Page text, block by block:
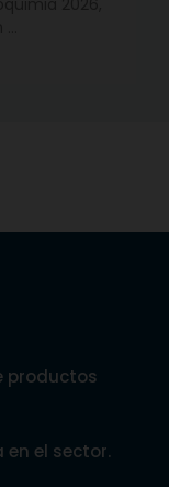
productos
el sector.